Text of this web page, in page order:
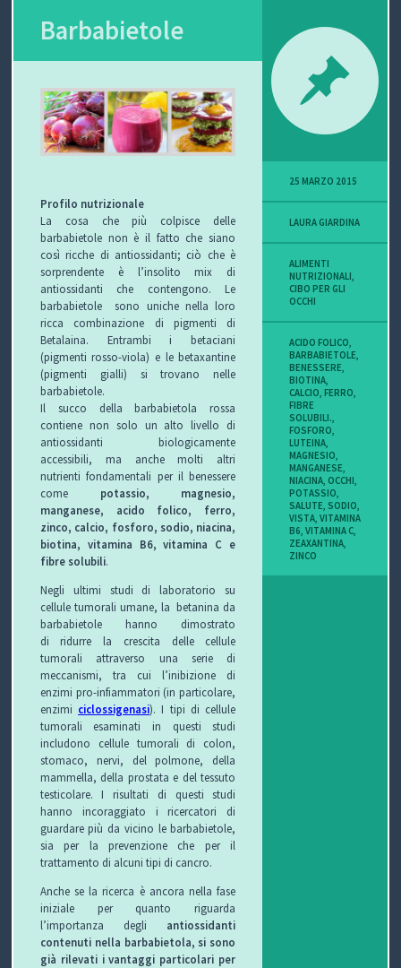
Barbabietole
Profilo nutrizionale
La cosa che più colpisce delle
barbabietole non è il fatto che siano
così ricche di antiossidanti; ciò che è
sorprendente è l’insolito mix di
antiossidanti che contengono.
Le
barbabietole sono uniche nella loro
ricca combinazione di pigmenti di
Betalaina.
Entrambi i betaciani
(pigmenti rosso-viola) e le betaxantine
(pigmenti gialli) si trovano nelle
barbabietole.
Il succo della barbabietola rossa
contiene non solo un alto livello di
antiossidanti biologicamente
accessibili, ma anche molti altri
nutrienti fondamentali per il benessere
come potassio, magnesio,
manganese, acido folico, ferro,
zinco, calcio, fosforo, sodio, niacina,
biotina, vitamina B6, vitamina C e
fibre solubili.
Negli ultimi studi di laboratorio su
cellule tumorali umane, la betanina da
barbabietole hanno dimostrato
di ridurre la crescita delle cellule
tumorali attraverso una serie di
meccanismi, tra cui l’inibizione di
enzimi pro-infiammatori (in particolare,
enzimi ciclossigenasi). I tipi di cellule
tumorali esaminati in questi studi
includono cellule tumorali di colon,
stomaco, nervi, del polmone, della
mammella, della prostata e del tessuto
testicolare. I risultati di questi studi
hanno incoraggiato i ricercatori di
guardare più da vicino le barbabietole,
sia per la prevenzione che per il
trattamento di alcuni tipi di cancro.
Anche se la ricerca è ancora nella fase
iniziale per quanto riguarda
l’importanza degli antiossidanti
contenuti nella barbabietola, si sono
già rilevati i vantaggi particolari per
25 MARZO 2015
LAURA GIARDINA
ALIMENTI
NUTRIZIONALI,
CIBO PER GLI
OCCHI
ACIDO FOLICO,
BARBABIETOLE,
BENESSERE,
BIOTINA,
CALCIO,FERRO,
FIBRE
SOLUBILI.,
FOSFORO,
LUTEINA,
MAGNESIO,
MANGANESE,
NIACINA, OCCHI,
POTASSIO,
SALUTE,SODIO,
VISTA,VITAMINA
B6,VITAMINA C,
ZEAXANTINA,
ZINCO